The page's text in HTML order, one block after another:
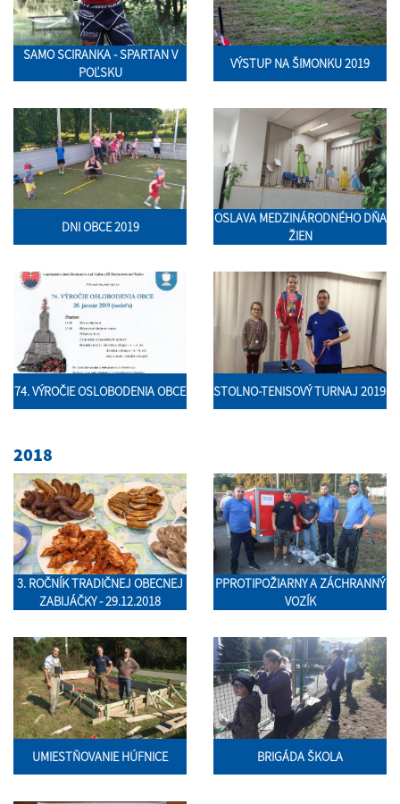
SAMO SCIRANKA - SPARTAN V
POĽSKU
VÝSTUP NA ŠIMONKU 2019
DNI OBCE 2019
OSLAVA MEDZINÁRODNÉHO DŇA
ŽIEN
74. VÝROČIE OSLOBODENIA OBCE STOLNO-TENISOVÝ TURNAJ 2019
2018
3. ROČNÍK TRADIČNEJ OBECNEJ
ZABIJÁČKY - 29.12.2018
PPROTIPOŽIARNY A ZÁCHRANNÝ
VOZÍK
UMIESTŇOVANIE HÚFNICE BRIGÁDA ŠKOLA